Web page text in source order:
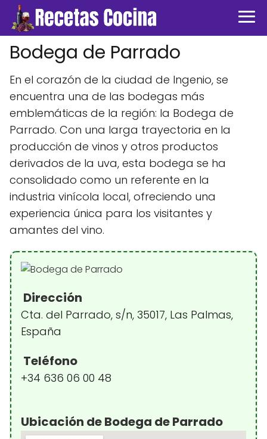
Bodega de Parrado
En el corazón de la ciudad de Ingenio, se
encuentra una de las bodegas más
emblemáticas de la región: la Bodega de
Parrado. Con una larga trayectoria en la
producción de vinos y otros productos
derivados de la uva, esta bodega se ha
consolidado como un referente en la
industria vinícola local, ofreciendo una
experiencia única para los visitantes y
amantes del vino.
Dirección
Cta. del Parrado, s/n, 35017, Las Palmas,
España
Teléfono
+34 636 06 00 48
Ubicación de Bodega de Parrado